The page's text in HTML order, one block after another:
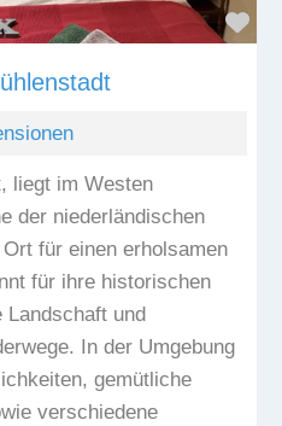
liegt im Westen
der niederländischen
für einen erholsamen
für ihre historischen
Landschaft und
In der Umgebung
gemütliche
verschiedene